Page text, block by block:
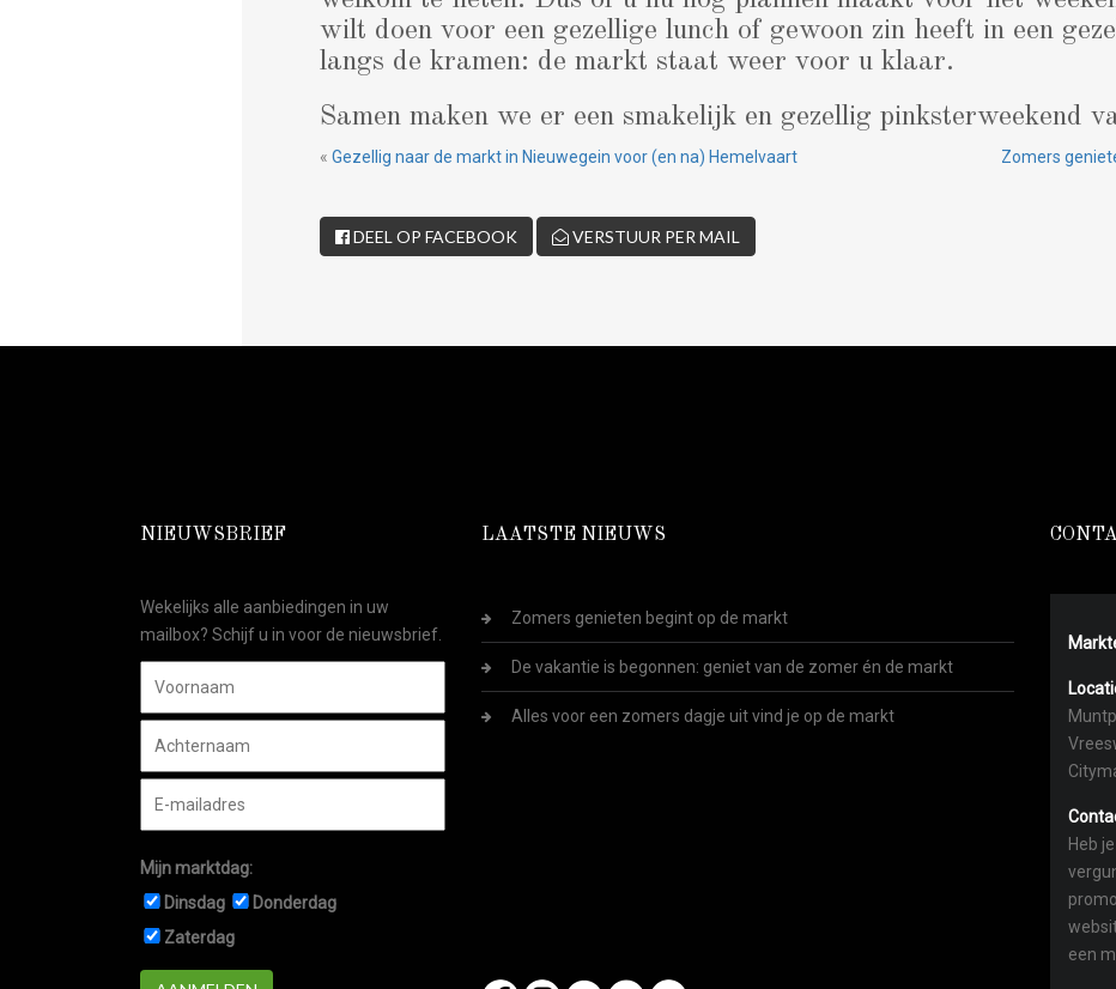
wilt doen voor een gezellige lunch of gewoon zin heeft in een
langs de kramen: de markt staat weer voor u klaar.
Samen maken we er een smakelijk en gezellig pinksterweekend
« Gezellig naar de markt in Nieuwegein voor (en na) Hemelvaart Zomers
DEEL OP FACEBOOK VERSTUUR PER MAIL
NIEUWSBRIEF
Wekelijks alle aanbiedingen in uw
mailbox? Schijf u in voor de nieuwsbrief.
Mijn marktdag:
Dinsdag
Donderdag
Zaterdag
LAATSTE NIEUWS
Zomers genieten begint op de markt
De vakantie is begonnen: geniet van de zomer én de markt
Alles voor een zomers dagje uit vind je op de markt
Heb
een